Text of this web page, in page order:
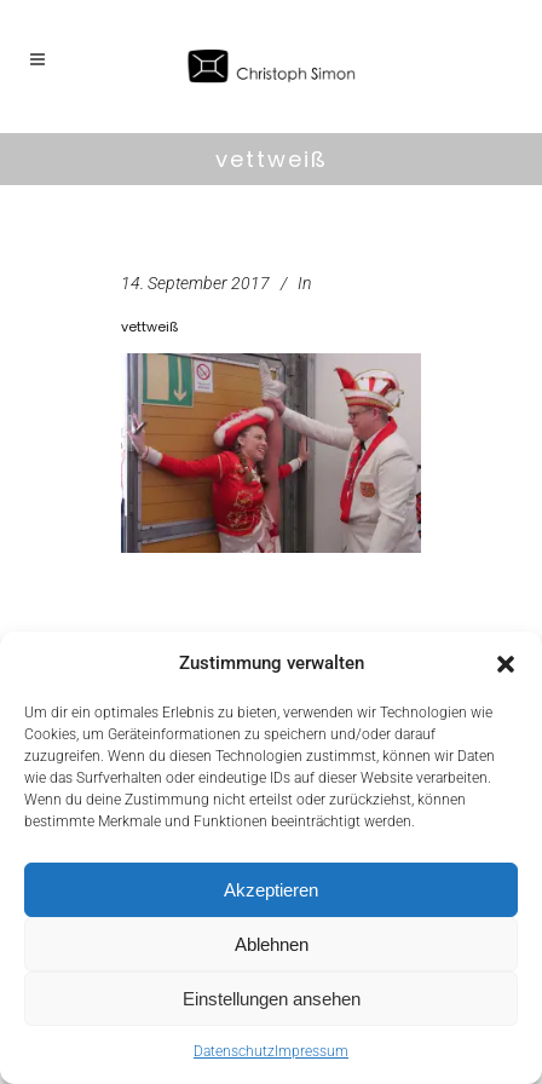
Zustimmung verwalten
Um dir ein optimales Erlebnis zu bieten, verwenden wir Technologien wie
Cookies, um Geräteinformationen zu speichern und/oder darauf
zuzugreifen. Wenn du diesen Technologien zustimmst, können wir Daten
wie das Surfverhalten oder eindeutige IDs auf dieser Website verarbeiten.
Wenn du deine Zustimmung nicht erteilst oder zurückziehst, können
bestimmte Merkmale und Funktionen beeinträchtigt werden.
Akzeptieren
Ablehnen
Einstellungen ansehen
Datenschutz Impressum
vettweiß
14. September 2017 In
vettweiß
mail@christophsimon.com
Impressum Datenschutz